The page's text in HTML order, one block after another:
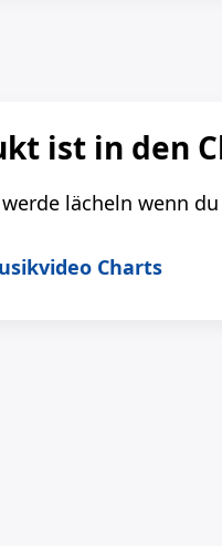
ist in den
lächeln wenn
Charts